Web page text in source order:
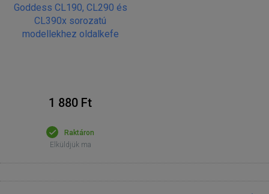
Goddess CL190, CL290 és
CL390x sorozatú
modellekhez oldalkefe
1 880 Ft
Raktáron
Elküldjük ma